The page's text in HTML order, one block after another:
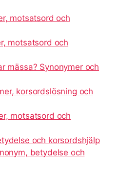
motsatsord och
motsatsord och
mässa? Synonymer och
korsordslösning och
motsatsord och
och korsordshjälp
betydelse och